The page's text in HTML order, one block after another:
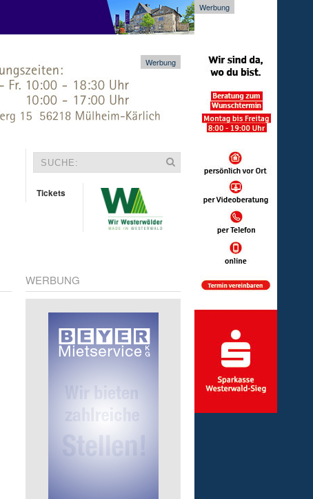
Werbung
Werbung
Tickets
WERBUNG